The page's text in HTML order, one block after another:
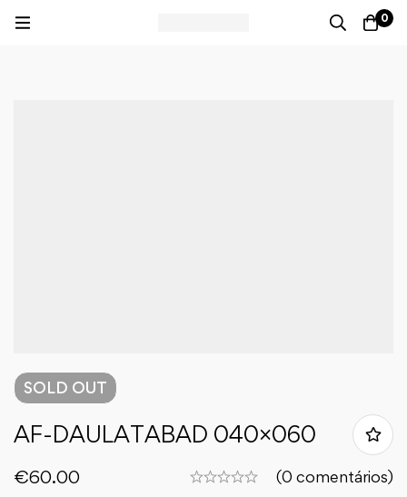
0
SOLD OUT
AF-DAULATABAD 040×060
€60.00 (0 comentários)